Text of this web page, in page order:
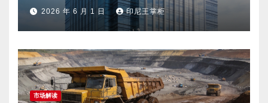
2026 年 6 月 1 日 印尼王掌柜
市场解读